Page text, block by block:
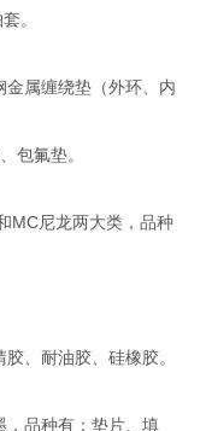
。
属缠绕垫（外环、内
包氟垫。
MC尼龙两大类，品种
、耐油胶、硅橡胶。
品种有：垫片、填